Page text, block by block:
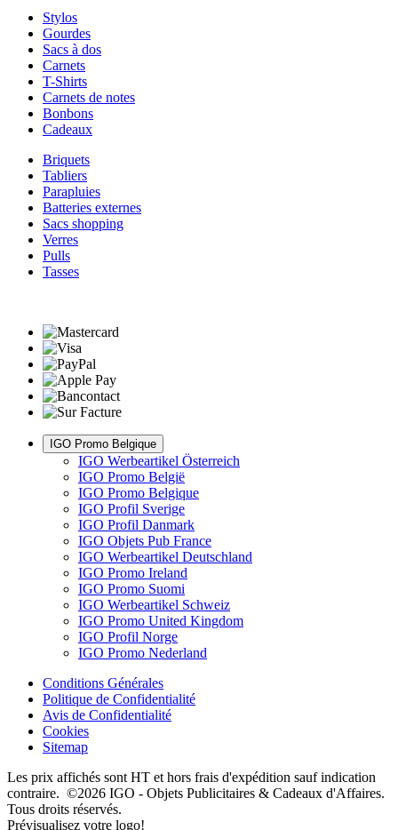
Stylos
Gourdes
Sacs à dos
Carnets
T-Shirts
Carnets de notes
Bonbons
Cadeaux
Briquets
Tabliers
Parapluies
Batteries externes
Sacs shopping
Verres
Pulls
Tasses
IGO Promo Belgique
IGO Werbeartikel Österreich
IGO Promo België
IGO Promo Belgique
IGO Profil Sverige
IGO Profil Danmark
IGO Objets Pub France
IGO Werbeartikel Deutschland
IGO Promo Ireland
IGO Promo Suomi
IGO Werbeartikel Schweiz
IGO Promo United Kingdom
IGO Profil Norge
IGO Promo Nederland
Conditions Générales
Politique de Confidentialité
Avis de Confidentialité
Cookies
Sitemap
Les prix affichés sont HT et hors frais d'expédition sauf indication
contraire. ©2026 IGO - Objets Publicitaires & Cadeaux d'Affaires.
Tous droits réservés.
Prévisualisez votre logo!